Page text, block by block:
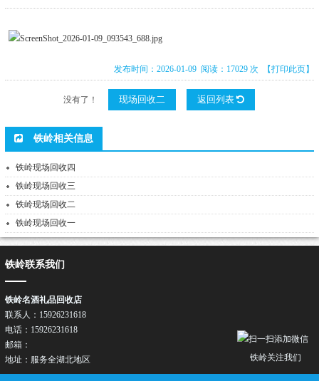
发布时间：2026-01-09 阅读：17029 次 【打印此页】
没有了！ 现场回收二 返回列表
铁岭相关信息
铁岭现场回收四
铁岭现场回收三
铁岭现场回收二
铁岭现场回收一
铁岭关注我们
铁岭联系我们
铁岭名酒礼品回收店
联系人：15926231618
电话：15926231618
邮箱：
地址：服务全湖北地区